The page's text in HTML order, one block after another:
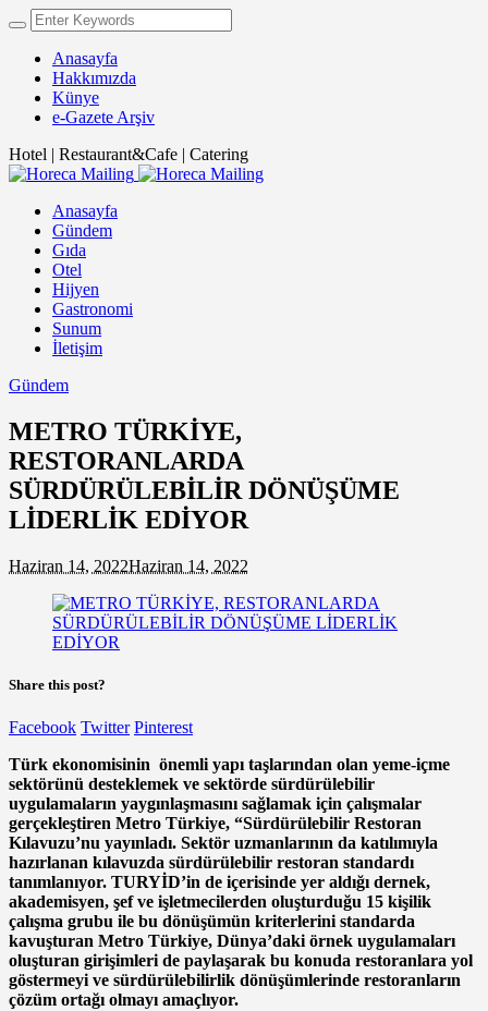
Anasayfa
Hakkımızda
Künye
e-Gazete Arşiv
Hotel | Restaurant&Cafe | Catering
Anasayfa
Gündem
Gıda
Otel
Hijyen
Gastronomi
Sunum
İletişim
Gündem
METRO TÜRKİYE,
RESTORANLARDA
SÜRDÜRÜLEBİLİR DÖNÜŞÜME
LİDERLİK EDİYOR
Haziran 14, 2022Haziran 14, 2022
Share this post?
Facebook Twitter Pinterest
Türk ekonomisinin önemli yapı taşlarından olan yeme-içme
sektörünü desteklemek ve sektörde sürdürülebilir
uygulamaların yaygınlaşmasını sağlamak için çalışmalar
gerçekleştiren Metro Türkiye, “Sürdürülebilir Restoran
Kılavuzu’nu yayınladı. Sektör uzmanlarının da katılımıyla
hazırlanan kılavuzda sürdürülebilir restoran standardı
tanımlanıyor. TURYİD’in de içerisinde yer aldığı dernek,
akademisyen, şef ve işletmecilerden oluşturduğu 15 kişilik
çalışma grubu ile bu dönüşümün kriterlerini standarda
kavuşturan Metro Türkiye, Dünya’daki örnek uygulamaları
oluşturan girişimleri de paylaşarak bu konuda restoranlara yol
göstermeyi ve sürdürülebilirlik dönüşümlerinde restoranların
çözüm ortağı olmayı amaçlıyor.